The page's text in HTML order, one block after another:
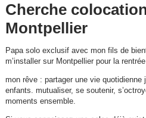
Cherche
Montpellier
Papa solo exclusif avec mon fils de
m’installer sur Montpellier pour la
mon rêve : partager une vie quotidienne
enfants. mutualiser, se soutenir,
moments ensemble.